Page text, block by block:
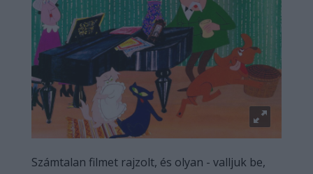
Számtalan filmet rajzolt, és olyan - valljuk be,